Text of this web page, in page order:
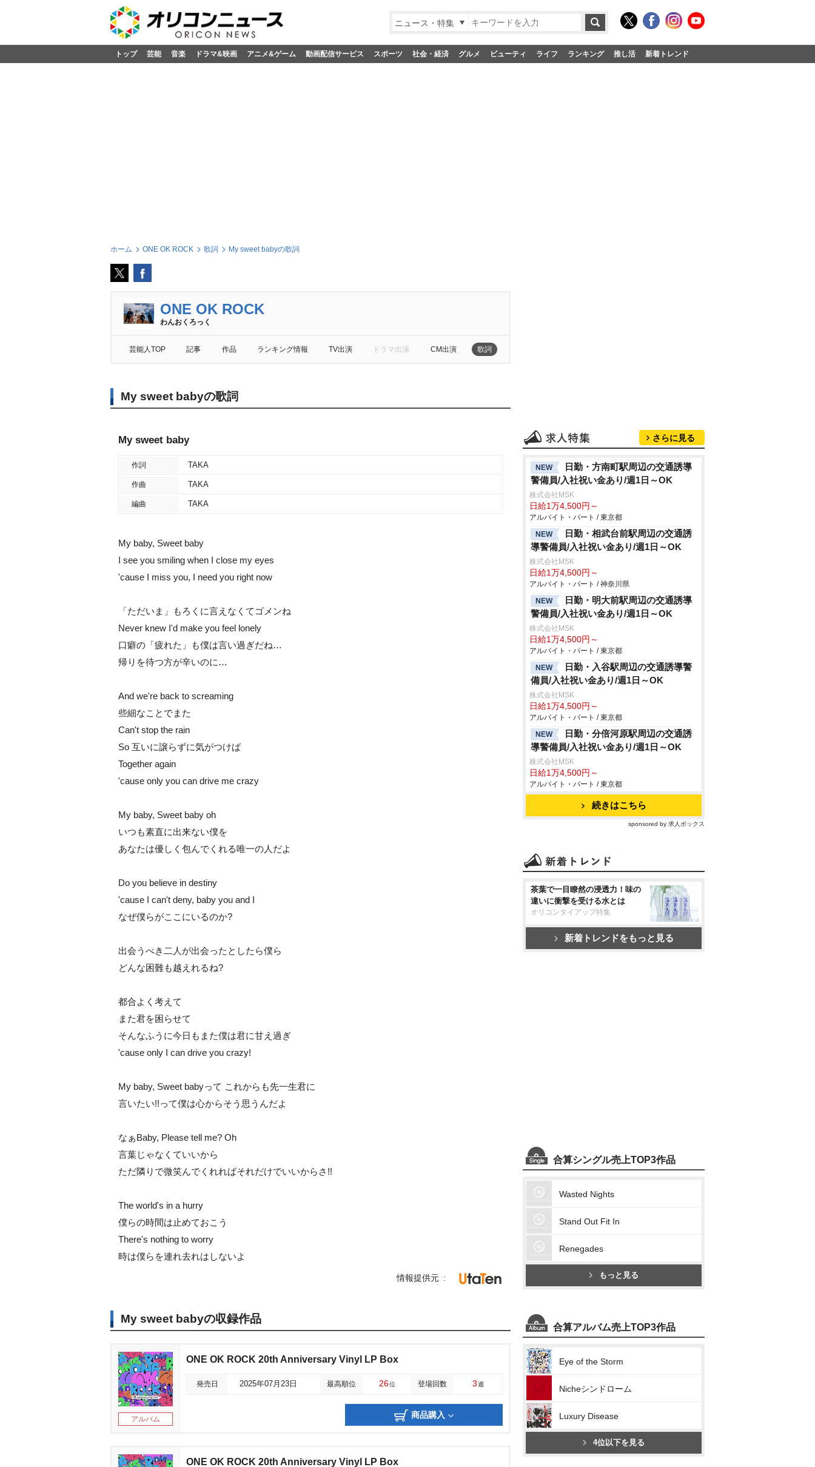
ニュース・特集
トップ 芸能 音楽 ドラマ&映画 アニメ&ゲーム 動画配信サービス スポーツ 社会・経済 グルメ ビューティ ライフ ランキング 推し活 新着トレンド
ホーム ONE OK ROCK 歌詞 My sweet babyの歌詞
ONE OK ROCK
わんおくろっく
芸能人TOP 記事 作品 ランキング情報 TV出演 ドラマ出演 CM出演 歌詞
My sweet babyの歌詞
My sweet baby
作詞 TAKA
作曲 TAKA
編曲 TAKA
My baby, Sweet baby
I see you smiling when I close my eyes
'cause I miss you, I need you right now
「ただいま」もろくに言えなくてゴメンね
Never knew I'd make you feel lonely
口癖の「疲れた」も僕は言い過ぎだね…
帰りを待つ方が辛いのに…
And we're back to screaming
些細なことでまた
Can't stop the rain
So 互いに譲らずに気がつけば
Together again
'cause only you can drive me crazy
My baby, Sweet baby oh
いつも素直に出来ない僕を
あなたは優しく包んでくれる唯一の人だよ
Do you believe in destiny
'cause I can't deny, baby you and I
なぜ僕らがここにいるのか?
出会うべき二人が出会ったとしたら僕ら
どんな困難も越えれるね?
都合よく考えて
また君を困らせて
そんなふうに今日もまた僕は君に甘え過ぎ
'cause only I can drive you crazy!
My baby, Sweet babyって これからも先一生君に
言いたい!!って僕は心からそう思うんだよ
なぁBaby, Please tell me? Oh
言葉じゃなくていいから
ただ隣りで微笑んでくれればそれだけでいいからさ!!
The world's in a hurry
僕らの時間は止めておこう
There's nothing to worry
時は僕らを連れ去れはしないよ
情報提供元
My sweet babyの収録作品
アルバム
ONE OK ROCK 20th Anniversary Vinyl LP Box
発売日 2025年07月23日 最高順位 26位 登場回数 3週
商品購入
ONE OK ROCK 20th Anniversary Vinyl LP Box
さらに見る
NEW
日勤・方南町駅周辺の交通誘導
警備員/入社祝い金あり/週1日～OK
株式会社MSK
日給1万4,500円～
アルバイト・パート / 東京都
NEW
日勤・相武台前駅周辺の交通誘
導警備員/入社祝い金あり/週1日～OK
株式会社MSK
日給1万4,500円～
アルバイト・パート / 神奈川県
NEW
日勤・明大前駅周辺の交通誘導
警備員/入社祝い金あり/週1日～OK
株式会社MSK
日給1万4,500円～
アルバイト・パート / 東京都
NEW
日勤・入谷駅周辺の交通誘導警
備員/入社祝い金あり/週1日～OK
株式会社MSK
日給1万4,500円～
アルバイト・パート / 東京都
NEW
日勤・分倍河原駅周辺の交通誘
導警備員/入社祝い金あり/週1日～OK
株式会社MSK
日給1万4,500円～
アルバイト・パート / 東京都
続きはこちら
sponsored by 求人ボックス
茶葉で一目瞭然の浸透力！味の
違いに衝撃を受ける水とは
オリコンタイアップ特集
新着トレンドをもっと見る
合算シングル売上TOP3作品
Wasted Nights
Stand Out Fit In
Renegades
もっと見る
合算アルバム売上TOP3作品
Eye of the Storm
Nicheシンドローム
Luxury Disease
4位以下を見る